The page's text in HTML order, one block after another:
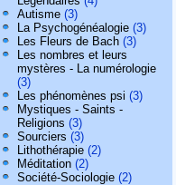
Autisme (3)
La Psychogénéalogie (3)
Les Fleurs de Bach (3)
Les nombres et leurs
mystères - La numérologie
(3)
Les phénomènes psi (3)
Mystiques - Saints -
Religions (3)
Sourciers (3)
Lithothérapie (2)
Méditation (2)
Société-Sociologie (2)